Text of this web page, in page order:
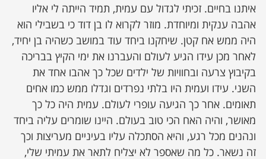
איתנו בחיים. זכיתי לגדול עם עמית, תמיד הייתה לי אליו
אהבה ענקית ומיוחדת. מוזר לקרוא לו בן דוד כי בשבילי הוא
היה ממש אח קטן. שיחקנו ביחד עוד במושב כשהיה בן יחיד,
לאחר מכן עידו הגיע לעולם והעברנו את ימי הקיץ בבריכה
בקיבוץ צרעה ובחוויות של ילדים שכל כך אהבו אחד את
השני. עידו ועמית היו בלתי נפרדים וגדלו ממש כמו אחים
תאומים. אחר כך הגיעה עופרי לעולם. עמית היה כל כך
מאושר, והיה האח הכי טוב בעולם. היינו שומרים עליה ביחד
ונהנים מכל רגע, והיא הסתכלה עליו בעיניים מעריצות וכך
זה נשאר. כל מה שאספר לא יצליח לתאר את עמיתי שלי,